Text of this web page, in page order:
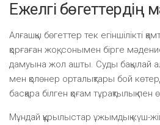
Ежелгі бөгеттердің
Алғашқы бөгеттер тек егіншілікті
қорғаған жоқ, сонымен бірге
дамуына жол ашты. Суды бақылай
мен қолөнер орталықтары бой
басқара білген қоғам тұрақтылық пен
Мұндай құрылыстар ұжымдық күш-